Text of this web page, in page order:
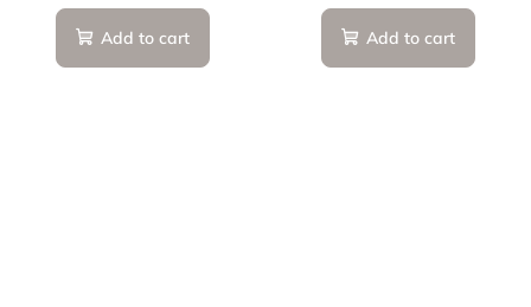
Add to cart Add to cart